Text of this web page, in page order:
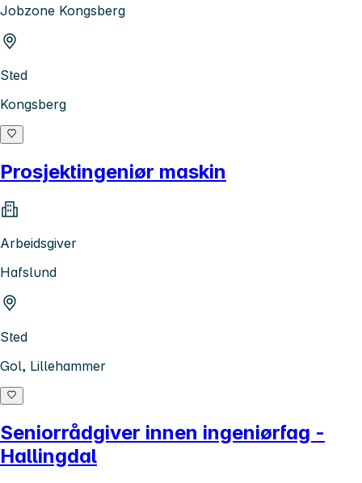
Jobzone Kongsberg
Sted
Kongsberg
Prosjektingeniør maskin
Arbeidsgiver
Hafslund
Sted
Gol, Lillehammer
Seniorrådgiver innen ingeniørfag -
Hallingdal